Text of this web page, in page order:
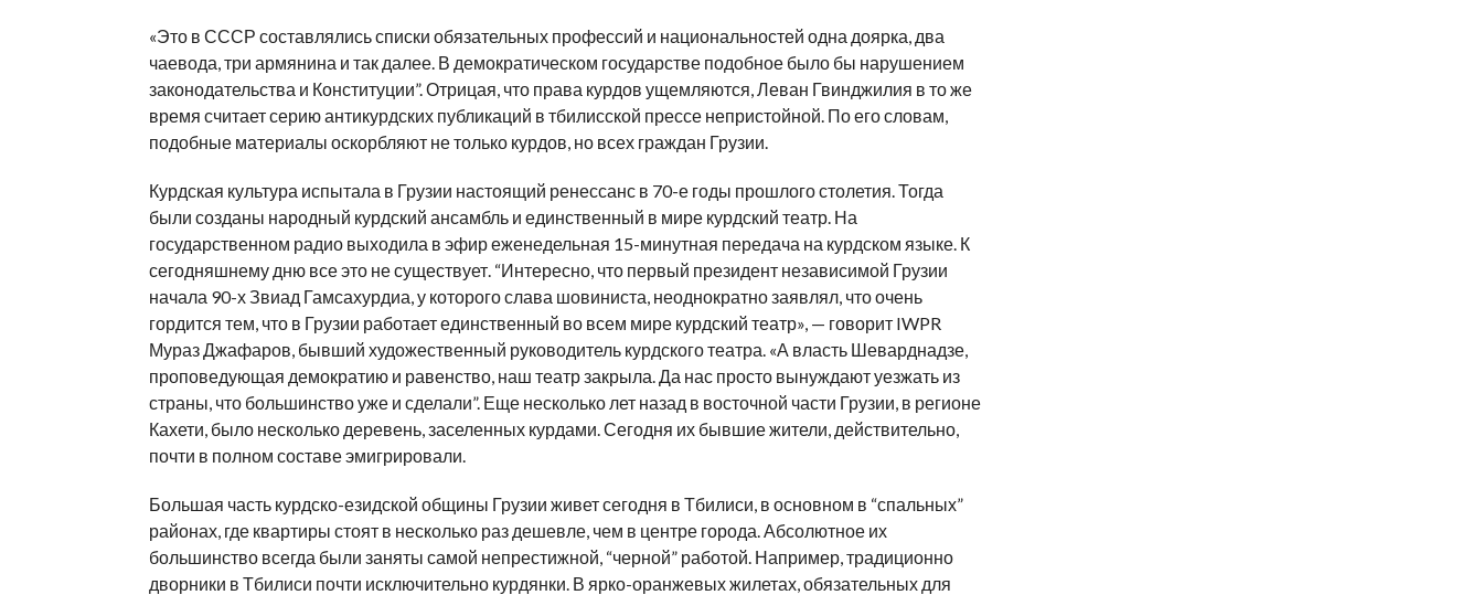
«Это в СССР составлялись списки обязательных профессий и национальностей одна доярка, два
чаевода, три армянина и так далее. В демократическом государстве подобное было бы нарушением
законодательства и Конституции”. Отрицая, что права курдов ущемляются, Леван Гвинджилия в то же
время считает серию антикурдских публикаций в тбилисской прессе непристойной. По его словам,
подобные материалы оскорбляют не только курдов, но всех граждан Грузии.
Курдская культура испытала в Грузии настоящий ренессанс в 70-е годы прошлого столетия. Тогда
были созданы народный курдский ансамбль и единственный в мире курдский театр. На
государственном радио выходила в эфир еженедельная 15-минутная передача на курдском языке. К
сегодняшнему дню все это не существует. “Интересно, что первый президент независимой Грузии
начала 90-х Звиад Гамсахурдиа, у которого слава шовиниста, неоднократно заявлял, что очень
гордится тем, что в Грузии работает единственный во всем мире курдский театр», — говорит IWPR
Мураз Джафаров, бывший художественный руководитель курдского театра. «А власть Шеварднадзе,
проповедующая демократию и равенство, наш театр закрыла. Да нас просто вынуждают уезжать из
страны, что большинство уже и сделали”. Еще несколько лет назад в восточной части Грузии, в регионе
Кахети, было несколько деревень, заселенных курдами. Сегодня их бывшие жители, действительно,
почти в полном составе эмигрировали.
Большая часть курдско-езидской общины Грузии живет сегодня в Тбилиси, в основном в “спальных”
районах, где квартиры стоят в несколько раз дешевле, чем в центре города. Абсолютное их
большинство всегда были заняты самой непрестижной, “черной” работой. Например, традиционно
дворники в Тбилиси почти исключительно курдянки. В ярко-оранжевых жилетах, обязательных для